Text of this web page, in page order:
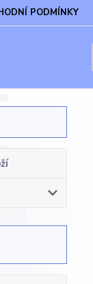
PODMÍNKY